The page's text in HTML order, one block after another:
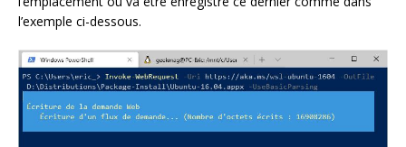
l’exemple ci-dessous.